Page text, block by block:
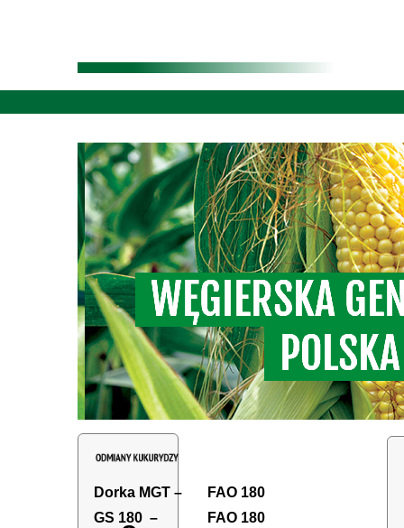
Dorka MGT –
GS 180 –
FAO 180
FAO 180